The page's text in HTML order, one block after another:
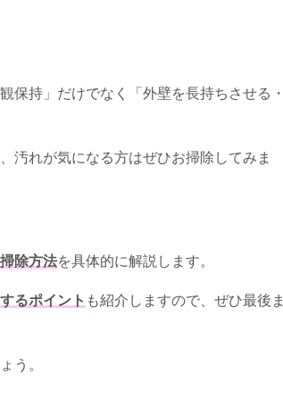
保持」だけでなく「外壁を長持ちさせる・
汚れが気になる方はぜひお掃除してみま
除方法を具体的に解説します。
るポイント も紹介しますので、ぜひ最後ま
う。